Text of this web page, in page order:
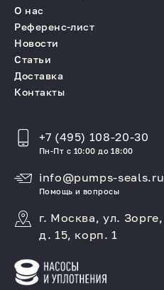
О нас
Референс-лист
Новости
Статьи
Доставка
Контакты
+7 (495) 108-20-30
Пн-Пт с 10:00 до 18:00
info@pumps-seals.ru
Помощь и вопросы
г. Москва, ул. Зорге,
д. 15, корп. 1